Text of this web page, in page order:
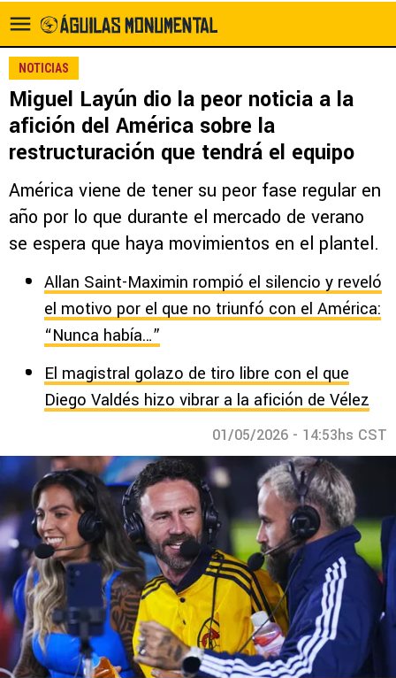
NOTICIAS
Miguel Layún dio la peor noticia a la
afición del América sobre la
restructuración que tendrá el equipo
América viene de tener su peor fase regular en
año por lo que durante el mercado de verano
se espera que haya movimientos en el plantel.
Allan Saint-Maximin rompió el silencio y reveló
el motivo por el que no triunfó con el América:
“Nunca había…”
El magistral golazo de tiro libre con el que
Diego Valdés hizo vibrar a la afición de Vélez
01/05/2026 - 14:53hs CST